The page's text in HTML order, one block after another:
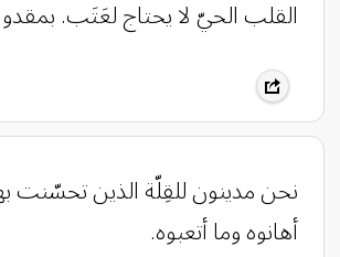
‏القلب الحيّ لا يحتاج لعَتَب.
نحن مدينون للقِلّة الذين تحسّنت
أهانوه وما أتعبوه.